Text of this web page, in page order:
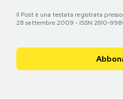
Il Post è una testata registrata
28 settembre 2009 - ISSN 2610-